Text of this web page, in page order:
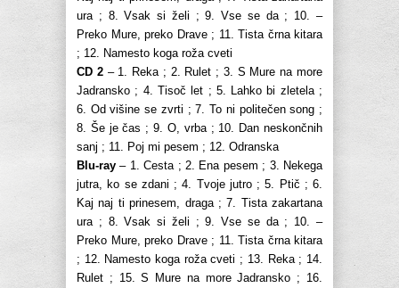
ura ; 8. Vsak si želi ; 9. Vse se da ; 10. –
Preko Mure, preko Drave ; 11. Tista črna kitara
; 12. Namesto koga roža cveti
CD 2– 1. Reka ; 2. Rulet ; 3. S Mure na more
Jadransko ; 4. Tisoč let ; 5. Lahko bi zletela ;
6. Od višine se zvrti ; 7. To ni politečen song ;
8. Še je čas ; 9. O, vrba ; 10. Dan neskončnih
sanj ; 11. Poj mi pesem ; 12. Odranska
Blu-ray – 1. Cesta ; 2. Ena pesem ; 3. Nekega
jutra, ko se zdani ; 4. Tvoje jutro ; 5. Ptič ; 6.
Kaj naj ti prinesem, draga ; 7. Tista zakartana
ura ; 8. Vsak si želi ; 9. Vse se da ; 10. –
Preko Mure, preko Drave ; 11. Tista črna kitara
; 12. Namesto koga roža cveti ; 13. Reka ; 14.
Rulet ; 15. S Mure na more Jadransko ; 16.